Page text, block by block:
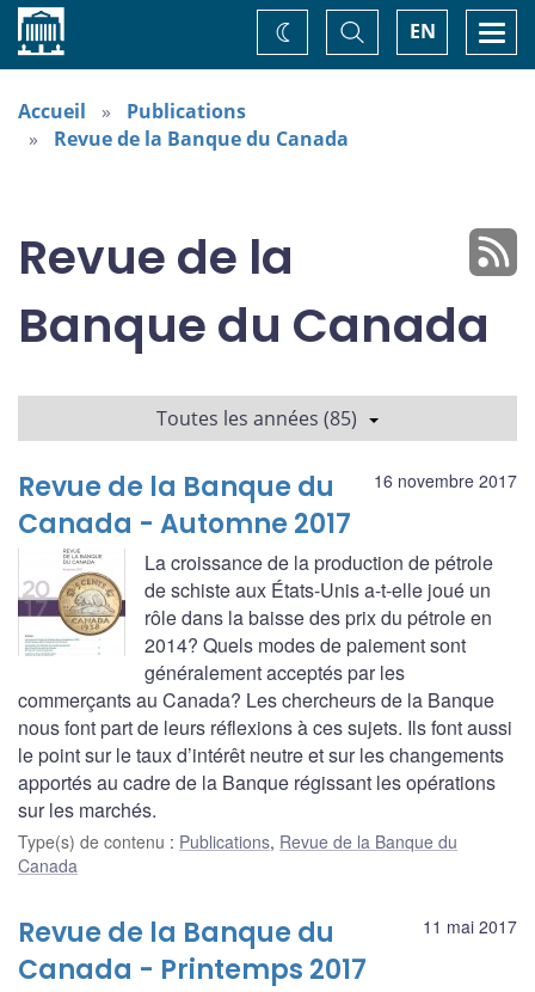
Accueil EN
Basculer
la
recherche
Changez
de
Accueil
Publications
Revue de la Banque du Canada
Revue de la
Banque du Canada
Toutes les années (85)
16 novembre 2017
Revue de la Banque du
Canada - Automne 2017
La croissance de la production de pétrole
de schiste aux États-Unis a-t-elle joué un
rôle dans la baisse des prix du pétrole en
2014? Quels modes de paiement sont
généralement acceptés par les
commerçants au Canada? Les chercheurs de la Banque
nous font part de leurs réflexions à ces sujets. Ils font aussi
le point sur le taux d’intérêt neutre et sur les changements
apportés au cadre de la Banque régissant les opérations
sur les marchés.
Type(s) de contenu : Publications, Revue de la Banque du
Canada
11 mai 2017
Revue de la Banque du
Canada - Printemps 2017